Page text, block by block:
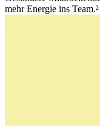
mehr Energie ins Team.²